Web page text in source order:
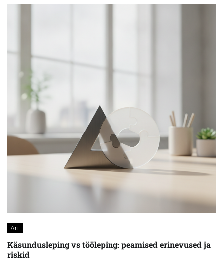
Äri
Käsundusleping vs tööleping: peamised erinevused ja
riskid